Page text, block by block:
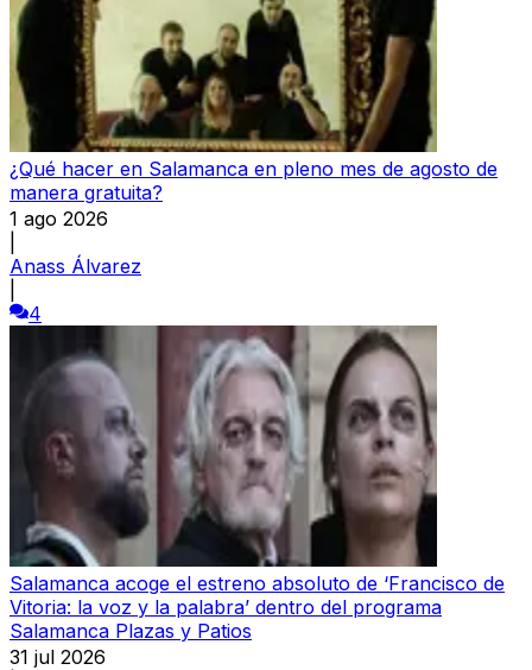
¿Qué hacer en Salamanca en pleno mes de agosto de
manera gratuita?
1 ago 2026
Anass Álvarez
4
Salamanca acoge el estreno absoluto de ‘Francisco de
Vitoria: la voz y la palabra’ dentro del programa
Salamanca Plazas y Patios
31 jul 2026